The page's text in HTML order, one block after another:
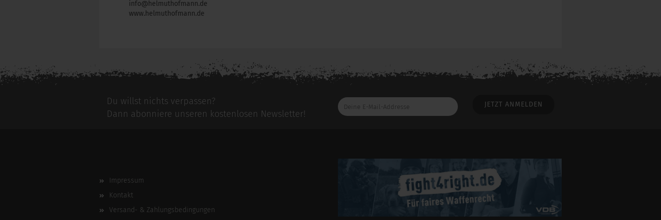
info@helmuthofmann.de
www.helmuthofmann.de
Für weitere Informationen besuchen Sie bitte die Herstellerseitezu diesem Artikel.
Du willst nichts verpassen?
Dann abonniere unseren kostenlosen Newsletter!
Deine
E-
Impressum
Kontakt
Versand- & Zahlungsbedingungen